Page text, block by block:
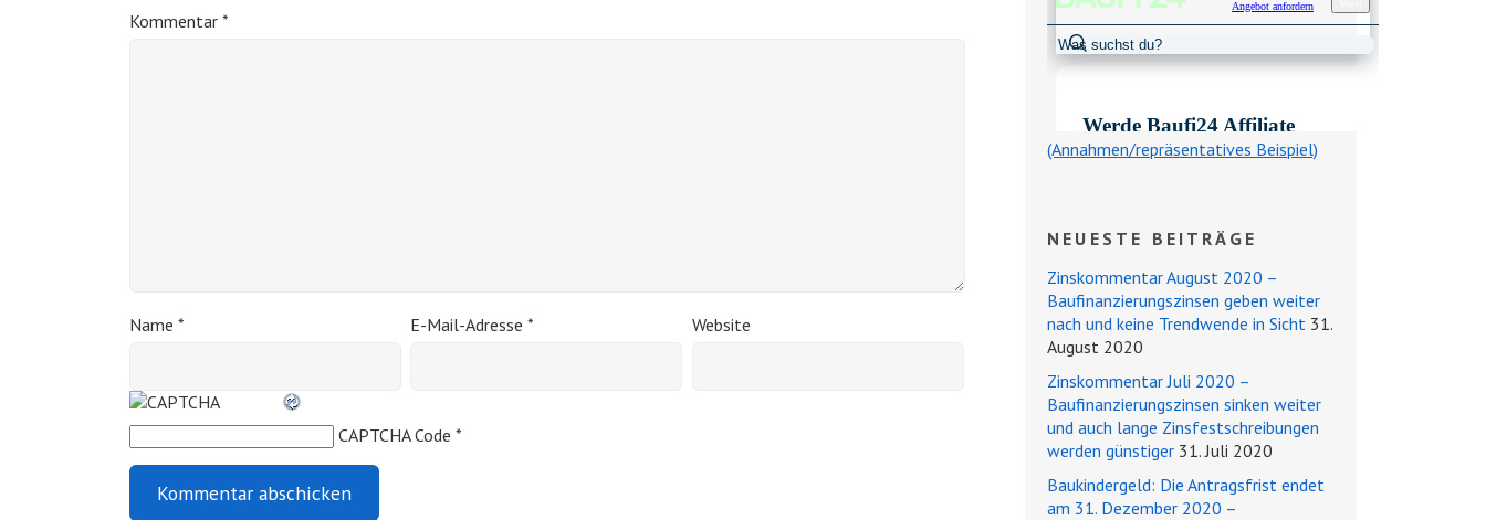
Kommentar *
Name * E-Mail-Adresse* Website
CAPTCHA Code *
(Annahmen/repräsentatives Beispiel)
NEUESTE BEITRÄGE
Zinskommentar August 2020 –
Baufinanzierungszinsen geben weiter
nach und keine Trendwende in Sicht 31.
August 2020
Zinskommentar Juli 2020 –
Baufinanzierungszinsen sinken weiter
und auch lange Zinsfestschreibungen
werden günstiger 31. Juli 2020
Baukindergeld: Die Antragsfrist endet
am 31. Dezember 2020 –